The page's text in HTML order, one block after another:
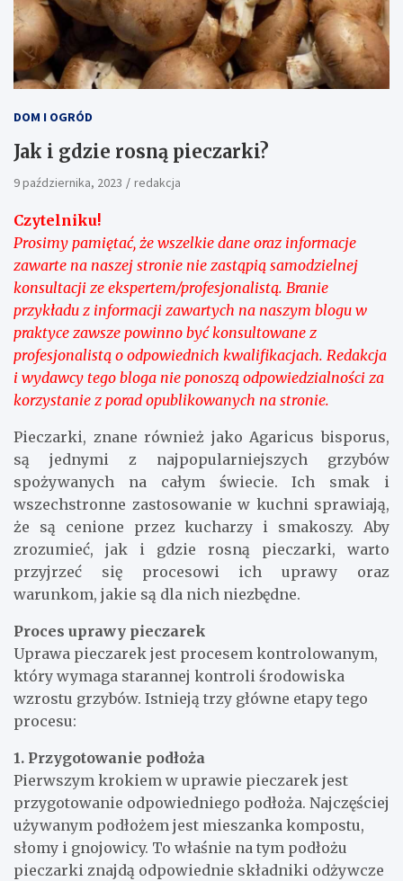
DOM I OGRÓD
Jak i gdzie rosną pieczarki?
9 października, 2023 redakcja
Czytelniku!
Prosimy pamiętać, że wszelkie dane oraz informacje
zawarte na naszej stronie nie zastąpią samodzielnej
konsultacji ze ekspertem/profesjonalistą. Branie
przykładu z informacji zawartych na naszym blogu w
praktyce zawsze powinno być konsultowane z
profesjonalistą o odpowiednich kwalifikacjach. Redakcja
i wydawcy tego bloga nie ponoszą odpowiedzialności za
korzystanie z porad opublikowanych na stronie.
Pieczarki, znane również jako Agaricus bisporus,
są jednymi z najpopularniejszych grzybów
spożywanych na całym świecie. Ich smak i
wszechstronne zastosowanie w kuchni sprawiają,
że są cenione przez kucharzy i smakoszy. Aby
zrozumieć, jak i gdzie rosną pieczarki, warto
przyjrzeć się procesowi ich uprawy oraz
warunkom, jakie są dla nich niezbędne.
Proces uprawy pieczarek
Uprawa pieczarek jest procesem kontrolowanym,
który wymaga starannej kontroli środowiska
wzrostu grzybów. Istnieją trzy główne etapy tego
procesu:
1. Przygotowanie podłoża
Pierwszym krokiem w uprawie pieczarek jest
przygotowanie odpowiedniego podłoża. Najczęściej
używanym podłożem jest mieszanka kompostu,
słomy i gnojowicy. To właśnie na tym podłożu
pieczarki znajdą odpowiednie składniki odżywcze